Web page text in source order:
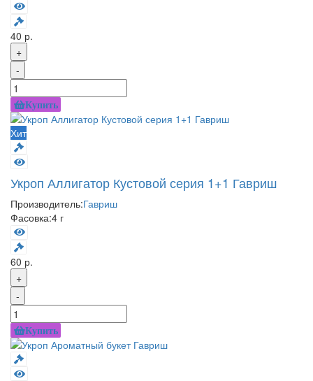
40 р.
+
-
Купить
Хит
Укроп Аллигатор Кустовой серия 1+1 Гавриш
Производитель:Гавриш
Фасовка:4 г
60 р.
+
-
Купить